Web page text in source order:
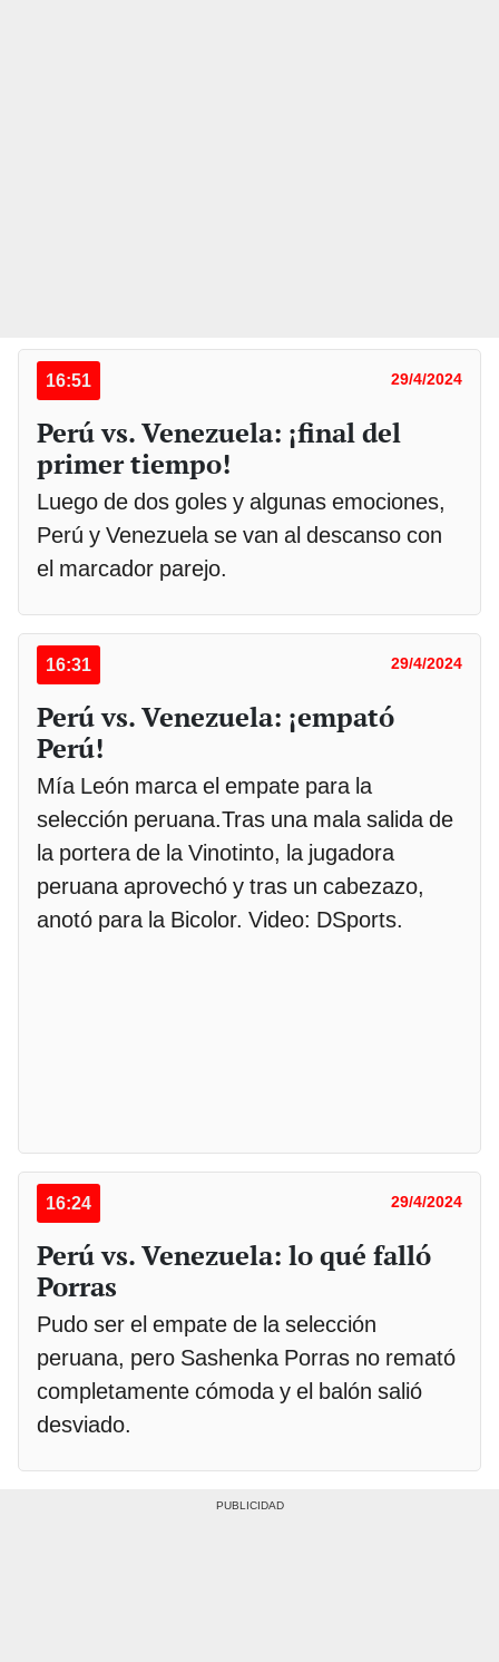
16:51 29/4/2024
Perú vs. Venezuela: ¡final del
primer tiempo!
Luego de dos goles y algunas emociones,
Perú y Venezuela se van al descanso con
el marcador parejo.
16:31 29/4/2024
Perú vs. Venezuela: ¡empató
Perú!
Mía León marca el empate para la
selección peruana.Tras una mala salida de
la portera de la Vinotinto, la jugadora
peruana aprovechó y tras un cabezazo,
anotó para la Bicolor. Video: DSports.
16:24 29/4/2024
Perú vs. Venezuela: lo qué falló
Porras
Pudo ser el empate de la selección
peruana, pero Sashenka Porras no remató
completamente cómoda y el balón salió
desviado.